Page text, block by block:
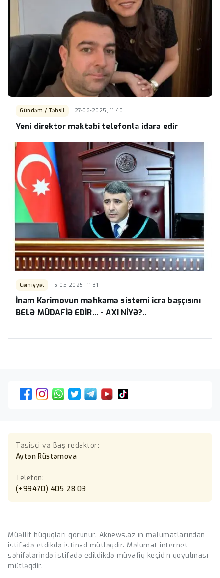
Gündəm / Təhsil 27-06-2025, 11:40
Yeni direktor məktəbi telefonla idarə edir
Cəmiyyət 6-05-2025, 11:31
İnam Kərimovun məhkəmə sistemi icra başçısını
BELƏ MÜDAFİƏ EDİR... - AXI NİYƏ?..
Təsisçi və Baş redaktor:
Aytən Rüstəmova
Telefon:
(+99470) 405 28 03
Müəllif hüquqları qorunur. Aknews.az-ın məlumatlarından
istifadə etdikdə istinad mütləqdir. Məlumat internet
səhifələrində istifadə edildikdə müvafiq keçidin qoyulması
mütləqdir.